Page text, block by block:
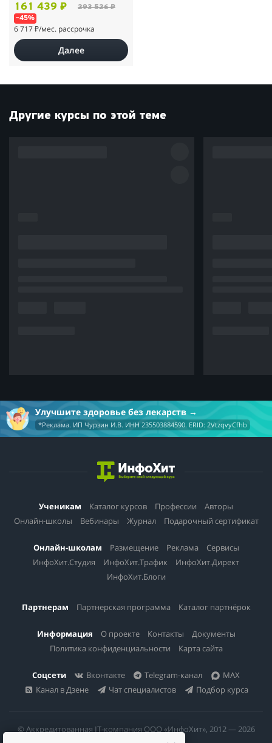
161 439 ₽ 293 526 ₽
–45%
6 717 ₽/мес. рассрочка
Далее
Другие курсы по этой теме
Улучшите здоровье без лекарств
*Реклама. ИП Чурзин И.В. ИНН 235503884590. ERID: 2VtzqvyCfhb
Ученикам Каталог курсов Профессии
Авторы
Онлайн-школы
Вебинары Журнал Подарочный сертификат
Онлайн-школам Размещение Реклама
Сервисы
ИнфоХит.Студия
ИнфоХит.Трафик
ИнфоХит.Директ
ИнфоХит.Блоги
Партнерам Партнерская программа Каталог партнёрок
Информация О проекте Контакты
Документы
Политика конфиденциальности
Карта сайта
Соцсети Вконтакте Telegram-канал
MAX
Канал в Дзене
Чат специалистов Подбор курса
© Аккредитованная IT-компания ООО «ИнфоХит», 2012 — 2026